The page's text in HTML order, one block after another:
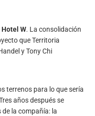
W. La consolidación
que Territoria
y Tony Chi
terrenos para lo que sería
años después se
la compañía: la